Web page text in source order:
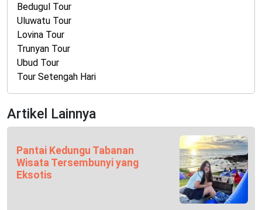
Bedugul Tour
Uluwatu Tour
Lovina Tour
Trunyan Tour
Ubud Tour
Tour Setengah Hari
Artikel Lainnya
Pantai Kedungu Tabanan
Wisata Tersembunyi yang
Eksotis